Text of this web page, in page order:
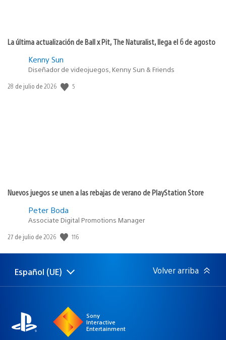
La última actualización de Ball x Pit, The Naturalist, llega el 6 de agosto
Kenny Sun
Diseñador de videojuegos, Kenny Sun & Friends
Fecha
28 de julio de 2026 5
Nuevos juegos se unen a las rebajas de verano de PlayStation Store
Peter Boda
Associate Digital Promotions Manager
Fecha
publicación:
27 de julio de 2026 116
Selecciona
una
Región
actual:
Español (UE) Volver arriba
Sony
Interactive
Entertainment